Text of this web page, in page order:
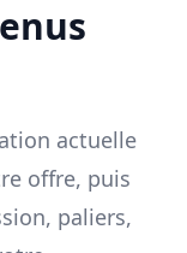
actuelle
offre, puis
paliers,